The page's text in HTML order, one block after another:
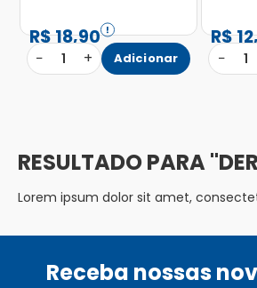
R$18,90
− 1 + Adicionar
R$12
− 1
Lorem ipsum dolor sit amet,
Receba nossas